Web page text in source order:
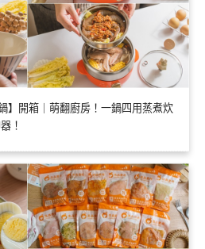
】開箱｜萌翻廚房！一鍋四用蒸煮炊
！